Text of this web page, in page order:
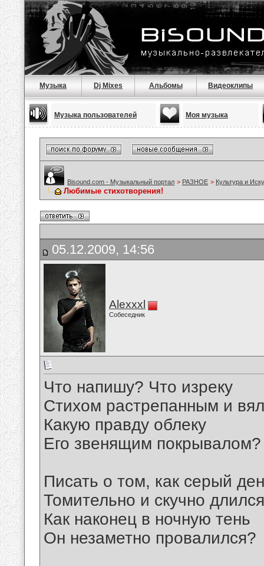
Музыка Dj Mixes Альбомы Видеоклипы
Музыка пользователей Моя музыка
Bisound.com - Музыкальный портал > РАЗНОЕ > Культура и
Любимые стихотворения!
05.12.2009, 14:56
Alexxxl
Собеседник
Что напишу? Что изреку
Стихом растрепанным и
Какую правду облеку
Его звенящим покрывалом?
Писать о том, как серый
Томительно и скучно
Как наконец в ночную тень
Он незаметно провалился?